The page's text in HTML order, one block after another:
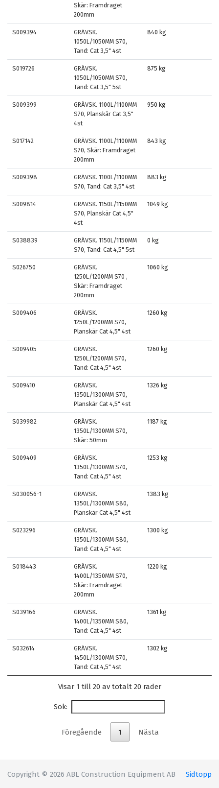
Skär: Framdraget
200mm
S009394
GRÄVSK.
1050L/1050MM S70,
Tand: Cat 3,5" 4st
840 kg
S019726
GRÄVSK.
1050L/1050MM S70,
Tand: Cat 3,5" 5st
875 kg
S009399
GRÄVSK. 1100L/1100MM
S70, Planskär Cat 3,5"
4st
950 kg
S017142
GRÄVSK. 1100L/1100MM
S70, Skär: Framdraget
200mm
843 kg
S009398
GRÄVSK. 1100L/1100MM
S70, Tand: Cat 3,5" 4st
883 kg
S009814
GRÄVSK. 1150L/1150MM
S70, Planskär Cat 4,5"
4st
1049 kg
S038839
GRÄVSK. 1150L/1150MM
S70, Tand: Cat 4,5" 5st
0 kg
S026750
GRÄVSK.
1250L/1200MM S70 ,
Skär: Framdraget
200mm
1060 kg
S009406
GRÄVSK.
1250L/1200MM S70,
Planskär Cat 4,5" 4st
1260 kg
S009405
GRÄVSK.
1250L/1200MM S70,
Tand: Cat 4,5" 4st
1260 kg
S009410
GRÄVSK.
1350L/1300MM S70,
Planskär Cat 4,5" 4st
1326 kg
S039982
GRÄVSK.
1350L/1300MM S70,
Skär: 50mm
1187 kg
S009409
GRÄVSK.
1350L/1300MM S70,
Tand: Cat 4,5" 4st
1253 kg
S030056-1
GRÄVSK.
1350L/1300MM S80,
Planskär Cat 4,5" 4st
1383 kg
S023296
GRÄVSK.
1350L/1300MM S80,
Tand: Cat 4,5" 4st
1300 kg
S018443
GRÄVSK.
1400L/1350MM S70,
Skär: Framdraget
200mm
1220 kg
S039166
GRÄVSK.
1400L/1350MM S80,
Tand: Cat 4,5" 4st
1361 kg
S032614
GRÄVSK.
1450L/1300MM S70,
Tand: Cat 4,5" 4st
1302 kg
Visar 1 till 20 av totalt 20 rader
Sök:
Föregående 1 Nästa
Sidtopp
Copyright © 2026 ABL Construction Equipment AB